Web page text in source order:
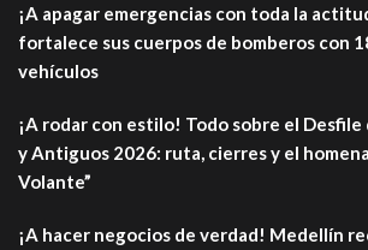
¡A apagar emergencias con toda la
fortalece sus cuerpos de bomberos con
vehículos
¡A rodar con estilo! Todo sobre el Desfile
y Antiguos 2026: ruta, cierres y el
Volante”
¡A hacer negocios de verdad! Medellín